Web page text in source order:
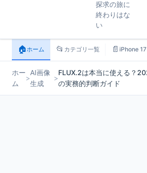
探求の旅に
終わりはな
い
🏠ホーム 📂 カテゴリ一覧 📄 iPhone 17
ホー
ム
>
AI画像
生成
>
FLUX.2は本当に使える？
の実務的判断ガイド